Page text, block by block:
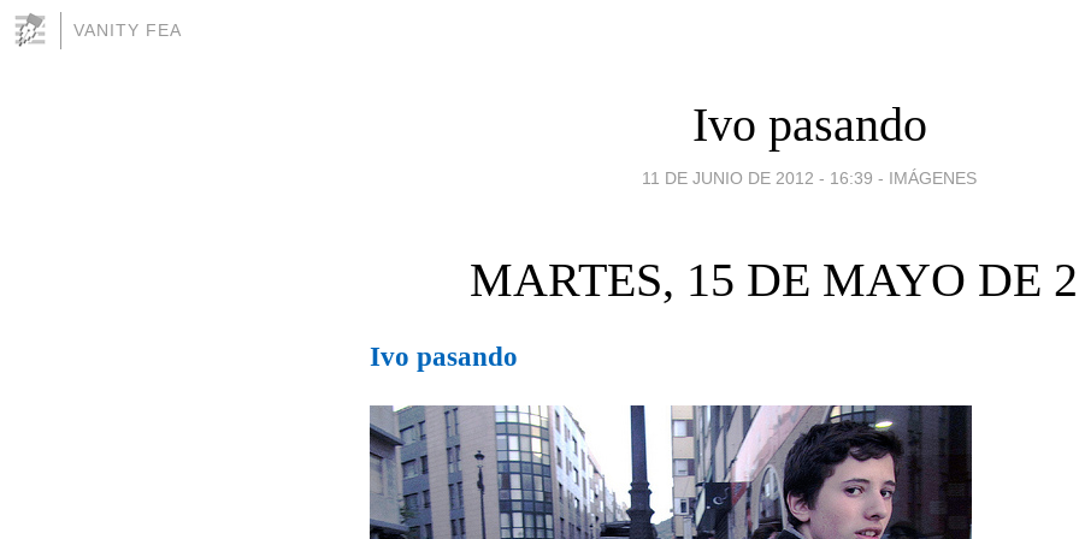
VANITY FEA
Ivo pasando
11 DE JUNIO DE 2012 - 16:39 - IMÁGENES
MARTES, 15 DE MAYO DE
Ivo pasando